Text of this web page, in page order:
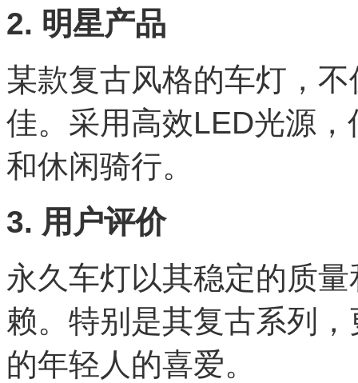
2. 明星产品
某款复古风格的车灯，
佳。采用高效LED光源
和休闲骑行。
3. 用户评价
永久车灯以其稳定的质
赖。特别是其复古系列
的年轻人的喜爱。